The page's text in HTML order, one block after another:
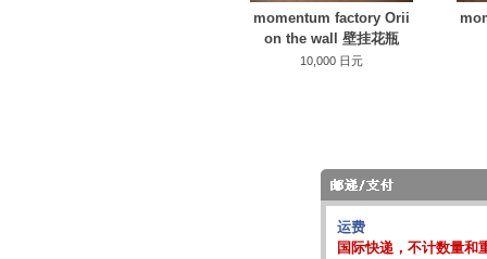
momentum factory Orii
on the wall 壁挂花瓶
10,000 日元
运费
国际快递，不计数量和